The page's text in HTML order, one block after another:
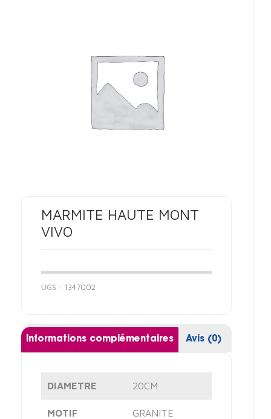
MARMITE HAUTE MONT
VIVO
UGS : 1347002
Informations complémentaires Avis (0)
DIAMETRE 20CM
MOTIF GRANITE